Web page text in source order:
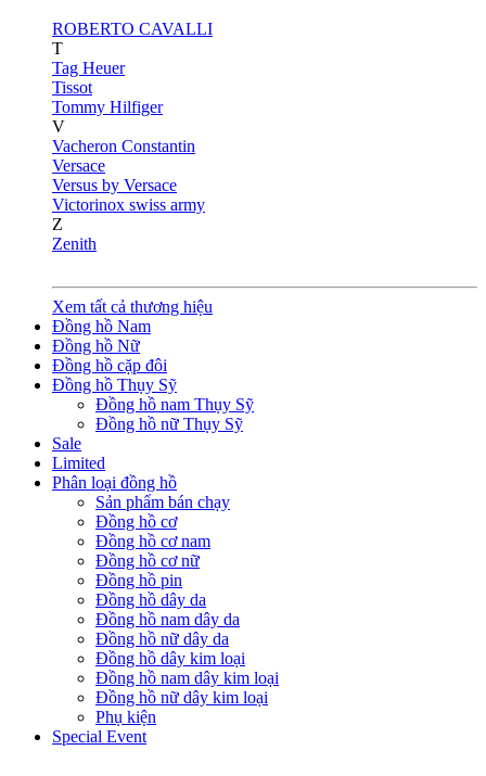
ROBERTO CAVALLI
T
Tag Heuer
Tissot
Tommy Hilfiger
V
Vacheron Constantin
Versace
Versus by Versace
Victorinox swiss army
Z
Zenith
Xem tất cả thương hiệu
Đồng hồ Nam
Đồng hồ Nữ
Đồng hồ cặp đôi
Đồng hồ Thụy Sỹ
Đồng hồ nam Thụy Sỹ
Đồng hồ nữ Thụy Sỹ
Sale
Limited
Phân loại đồng hồ
Sản phẩm bán chạy
Đồng hồ cơ
Đồng hồ cơ nam
Đồng hồ cơ nữ
Đồng hồ pin
Đồng hồ dây da
Đồng hồ nam dây da
Đồng hồ nữ dây da
Đồng hồ dây kim loại
Đồng hồ nam dây kim loại
Đồng hồ nữ dây kim loại
Phụ kiện
Special Event